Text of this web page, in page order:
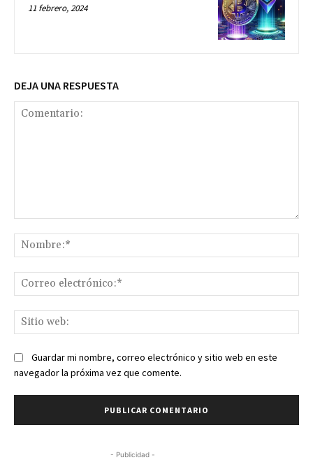
11 febrero, 2024
DEJA UNA RESPUESTA
Guardar mi nombre, correo electrónico y sitio web en este
navegador la próxima vez que comente.
- Publicidad -